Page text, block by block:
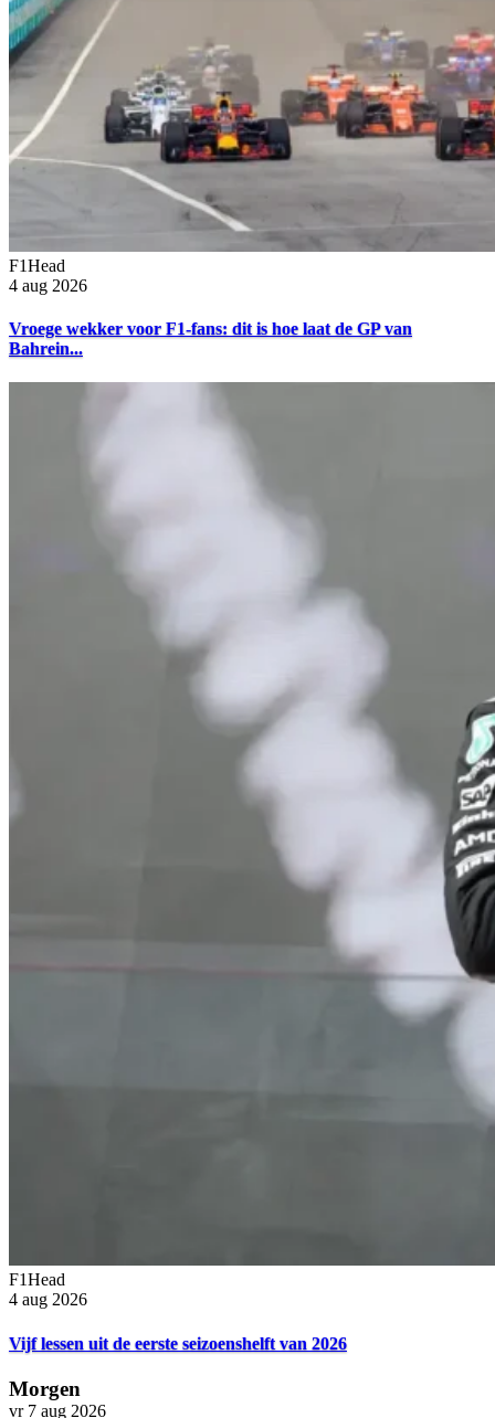
F1Head
4 aug 2026
Vroege wekker voor F1-fans: dit is hoe laat de GP van
Bahrein...
F1Head
4 aug 2026
Vijf lessen uit de eerste seizoenshelft van 2026
Morgen
vr 7 aug 2026